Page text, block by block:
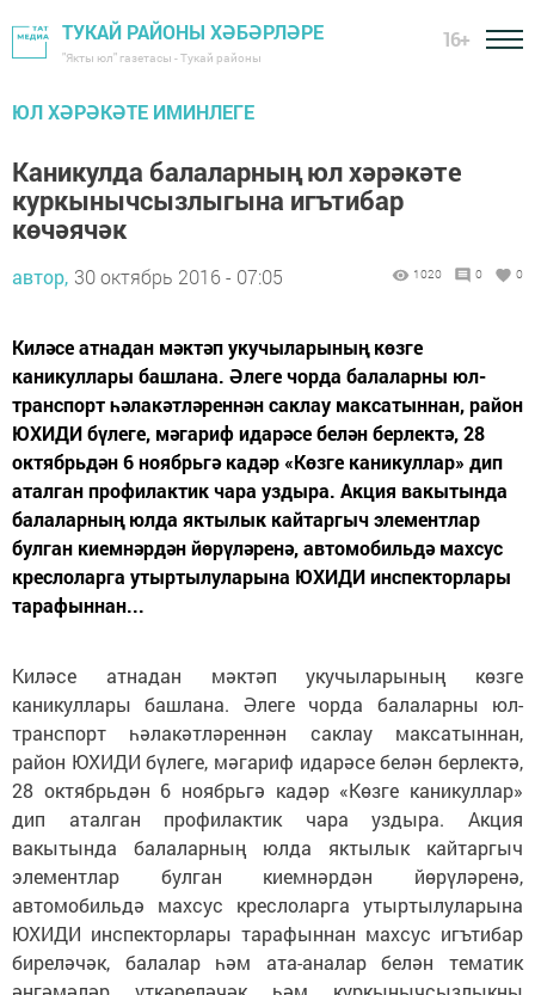
ТУКАЙ РАЙОНЫ ХӘБӘРЛӘРЕ
"Якты юл" газетасы - Тукай районы
16+
ЮЛ ХӘРӘКӘТЕ ИМИНЛЕГЕ
Каникулда балаларның юл хәрәкәте
куркынычсызлыгына игътибар
көчәячәк
автор, 30 октябрь 2016 - 07:05 1020 0 0
Киләсе атнадан мәктәп укучыларының көзге
каникуллары башлана. Әлеге чорда балаларны юл-
транспорт һәлакәтләреннән саклау максатыннан, район
ЮХИДИ бүлеге, мәгариф идарәсе белән берлектә, 28
октябрьдән 6 ноябрьгә кадәр «Көзге каникуллар» дип
аталган профилактик чара уздыра. Акция вакытында
балаларның юлда яктылык кайтаргыч элементлар
булган киемнәрдән йөрүләренә, автомобильдә махсус
креслоларга утыртылуларына ЮХИДИ инспекторлары
тарафыннан...
Киләсе атнадан мәктәп укучыларының көзге
каникуллары башлана. Әлеге чорда балаларны юл-
транспорт һәлакәтләреннән саклау максатыннан,
район ЮХИДИ бүлеге, мәгариф идарәсе белән берлектә,
28 октябрьдән 6 ноябрьгә кадәр «Көзге каникуллар»
дип аталган профилактик чара уздыра. Акция
вакытында балаларның юлда яктылык кайтаргыч
элементлар булган киемнәрдән йөрүләренә,
автомобильдә махсус креслоларга утыртылуларына
ЮХИДИ инспекторлары тарафыннан махсус игътибар
биреләчәк, балалар һәм ата-аналар белән тематик